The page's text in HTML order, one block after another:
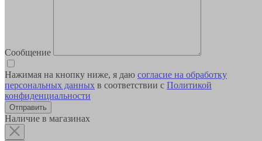
Сообщение
Нажимая на кнопку ниже, я даю согласие на обработку
персональных данных в соответствии с Политикой
конфиденциальности
Наличие в магазинах